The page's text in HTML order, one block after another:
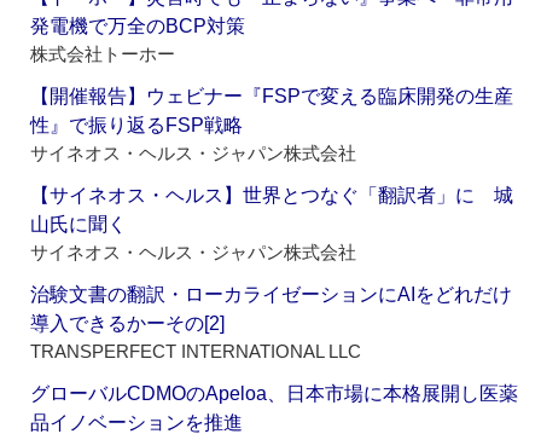
発電機で万全のBCP対策
株式会社トーホー
【開催報告】ウェビナー『FSPで変える臨床開発の生産
性』で振り返るFSP戦略
サイネオス・ヘルス・ジャパン株式会社
【サイネオス・ヘルス】世界とつなぐ「翻訳者」に 城
山氏に聞く
サイネオス・ヘルス・ジャパン株式会社
治験文書の翻訳・ローカライゼーションにAIをどれだけ
導入できるかーその[2]
TRANSPERFECT INTERNATIONAL LLC
グローバルCDMOのApeloa、日本市場に本格展開し医薬
品イノベーションを推進